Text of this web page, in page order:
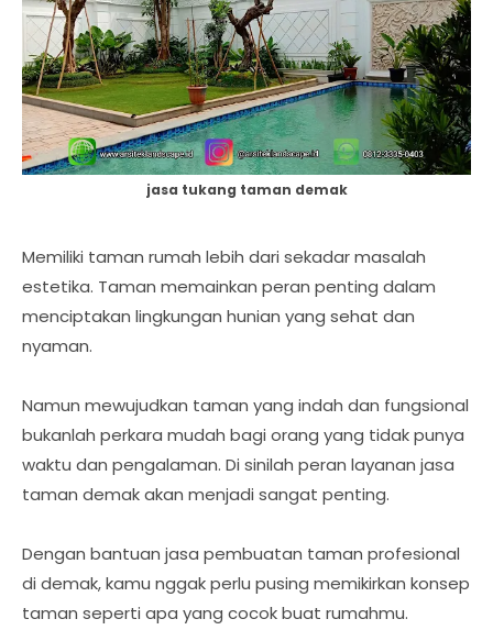
jasa tukang taman demak
Memiliki taman rumah lebih dari sekadar masalah
estetika. Taman memainkan peran penting dalam
menciptakan lingkungan hunian yang sehat dan
nyaman.
Namun mewujudkan taman yang indah dan fungsional
bukanlah perkara mudah bagi orang yang tidak punya
waktu dan pengalaman. Di sinilah peran layanan jasa
taman demak akan menjadi sangat penting.
Dengan bantuan jasa pembuatan taman profesional
di demak, kamu nggak perlu pusing memikirkan konsep
taman seperti apa yang cocok buat rumahmu.